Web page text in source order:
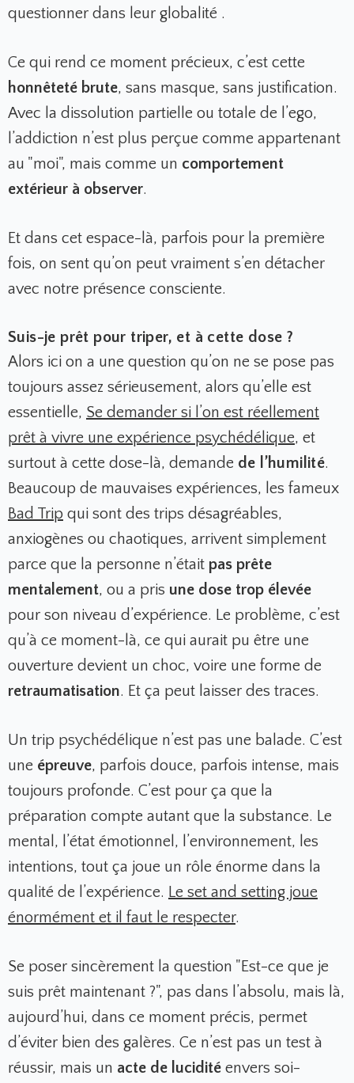
questionner dans leur globalité .
Ce qui rend ce moment précieux, c’est cette
honnêteté brute, sans masque, sans justification.
Avec la dissolution partielle ou totale de l’ego,
l’addiction n’est plus perçue comme appartenant
au "moi", mais comme un comportement
extérieur à observer.
Et dans cet espace-là, parfois pour la première
fois, on sent qu’on peut vraiment s’en détacher
avec notre présence consciente.
Suis-je prêt pour triper, et à cette dose ?
Alors ici on a une question qu’on ne se pose pas
toujours assez sérieusement, alors qu’elle est
essentielle, Se demander si l’on est réellement
prêt à vivre une expérience psychédélique, et
surtout à cette dose-là, demande de l’humilité.
Beaucoup de mauvaises expériences, les fameux
Bad Trip qui sont des trips désagréables,
anxiogènes ou chaotiques, arrivent simplement
parce que la personne n’était pas prête
mentalement, ou a pris une dose trop élevée
pour son niveau d’expérience. Le problème, c’est
qu’à ce moment-là, ce qui aurait pu être une
ouverture devient un choc, voire une forme de
retraumatisation. Et ça peut laisser des traces.
Un trip psychédélique n’est pas une balade. C’est
une épreuve, parfois douce, parfois intense, mais
toujours profonde. C’est pour ça que la
préparation compte autant que la substance. Le
mental, l’état émotionnel, l’environnement, les
intentions, tout ça joue un rôle énorme dans la
qualité de l’expérience. Le set and setting joue
énormément et il faut le respecter.
Se poser sincèrement la question "Est-ce que je
suis prêt maintenant ?", pas dans l’absolu, mais là,
aujourd’hui, dans ce moment précis, permet
d’éviter bien des galères. Ce n’est pas un test à
réussir, mais un acte de lucidité envers soi-